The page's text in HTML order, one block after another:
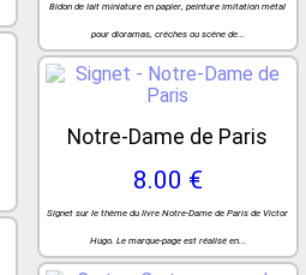
Bidon de lait miniature en papier, peinture imitation métal
pour dioramas, crèches ou scène de...
Notre-Dame de Paris
8.00 €
Signet sur le thème du livre Notre-Dame de Paris de Victor
Hugo. Le marque-page est réalisé en...